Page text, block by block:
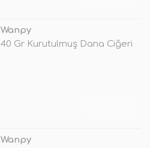
Wanpy
40 Gr Kurutulmuş Dana Ciğeri
Wanpy